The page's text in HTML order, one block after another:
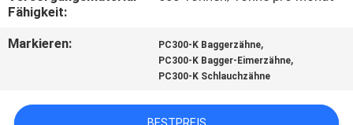
SIE
MIT
Fähigkeit:
Markieren: PC300-K Baggerzähne,
PC300-K Bagger-Eimerzähne,
PC300-K Schlauchzähne